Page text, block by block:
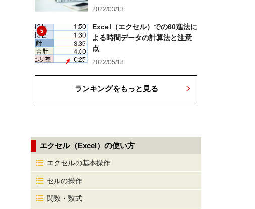
2022/03/13
5
Excel（エクセル）での60進法に
よる時間データの計算法と注意
点
2022/05/18
ランキングをもっと見る
エクセル（Excel）の使い方
エクセルの基本操作
セルの操作
関数・数式